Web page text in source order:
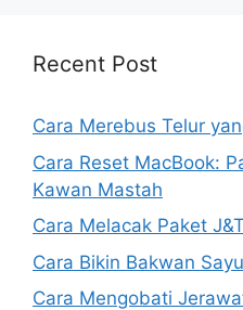
Recent Post
Cara Merebus Telur
Cara Reset MacBook:
Kawan Mastah
Cara Melacak Paket
Cara Bikin Bakwan
Cara Mengobati